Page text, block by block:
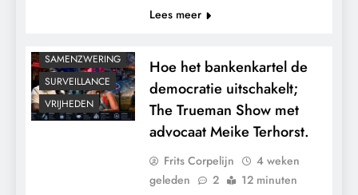
Lees meer
SAMENZWERING
SURVEILLANCE
VRIJHEDEN
Hoe het bankenkartel de
democratie uitschakelt;
The Trueman Show met
advocaat Meike Terhorst.
Frits Corpelijn
4 weken
geleden
2 12 minuten